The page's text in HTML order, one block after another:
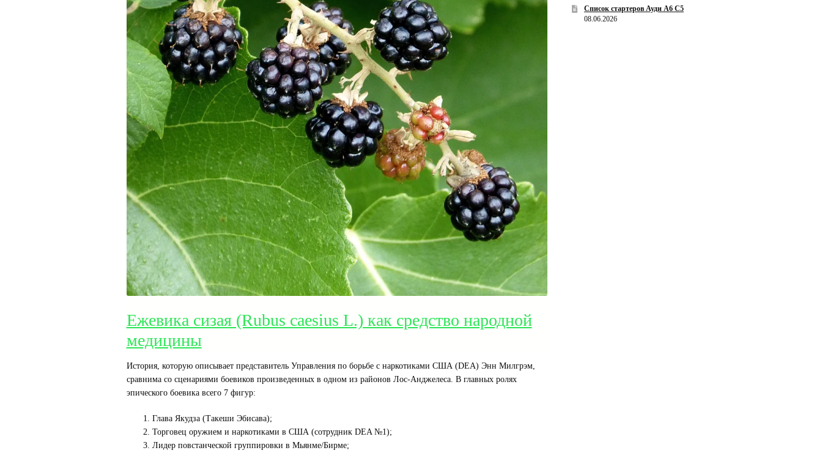
Ежевика сизая (Rubus caesius L.) как средство народной
медицины
История, которую описывает представитель Управления по борьбе с наркотиками США (DEA) Энн Милгрэм,
сравнима со сценариями боевиков произведенных в одном из районов Лос-Анджелеса. В главных ролях
эпического боевика всего 7 фигур:
Глава Якудза (Такеши Эбисава);
Торговец оружием и наркотиками в США (сотрудник DEA №1);
Лидер повстанческой группировки в Мьянме/Бирме;
Список стартеров Ауди А6 С5
08.06.2026